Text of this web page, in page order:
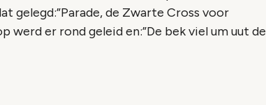
gelegd:”Parade, de Zwarte Cross voor
werd er rond geleid en:”De bek viel um uut de